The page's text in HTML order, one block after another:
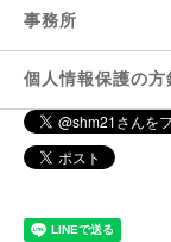
事務所
個人情報保護の方